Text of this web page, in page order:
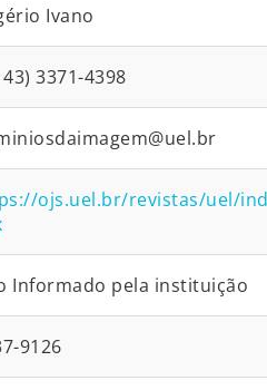
Ivano
3371-4398
ojs.uel.br/revistas/uel/
Informado pela instituição
9126